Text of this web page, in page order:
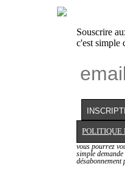
Souscrire
c'est simple
POLITIQUE
vous pourrez
simple
désabonnement